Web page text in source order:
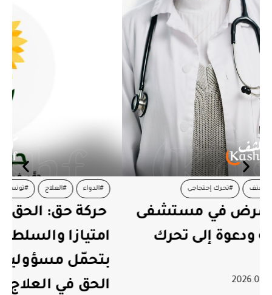
#الدواء #العلاج #حركة حق
حركة حق: الحق في العلاج ليس
امتيازا والسلطة مطالبة اليوم
بتحمّل مسؤولياتها في حماية
الحق في العلاج